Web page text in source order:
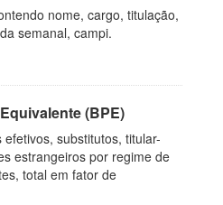
nome, cargo, titulação,
semanal, campi.
(BPE)
substitutos, titular-
estrangeiros por regime de
total em fator de